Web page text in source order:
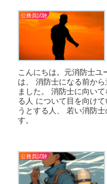
公務員試験
こんにちは。元消防士
は、 消防士になる前か
ました。 消防士に向い
る人 について目を向け
うとする人、 若い消防
す。
公務員試験